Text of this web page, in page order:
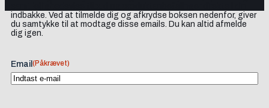
indbakke. Ved at tilmelde dig og afkrydse boksen nedenfor, giver
du samtykke til at modtage disse emails. Du kan altid afmelde
dig igen.
Email (Påkrævet)